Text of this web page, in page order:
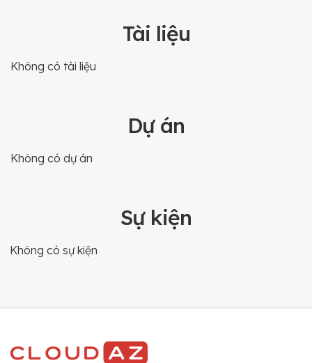
Tài liệu
Không có tài liệu
Dự án
Không có dự án
Sự kiện
Không có sự kiện